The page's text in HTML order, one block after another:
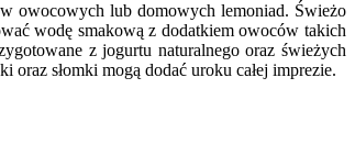
owocowych lub domowych lemoniad. Świeżo
wodę smakową z dodatkiem owoców takich
z jogurtu naturalnego oraz świeżych
słomki mogą dodać uroku całej imprezie.